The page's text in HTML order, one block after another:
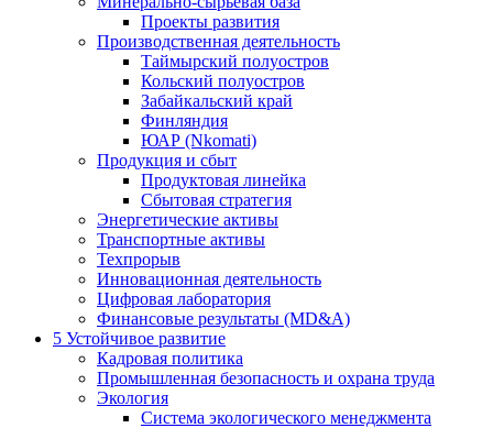
Проекты развития
Производственная деятельность
Таймырский полуостров
Кольский полуостров
Забайкальский край
Финляндия
ЮАР (Nkomati)
Продукция и сбыт
Продуктовая линейка
Сбытовая стратегия
Энергетические активы
Транспортные активы
Техпрорыв
Инновационная деятельность
Цифровая лаборатория
Финансовые результаты (MD&A)
5 Устойчивое развитие
Кадровая политика
Промышленная безопасность и охрана труда
Экология
Система экологического менеджмента